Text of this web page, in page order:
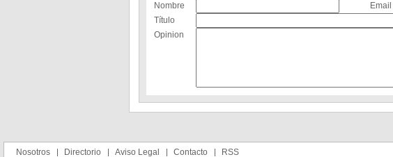
Nombre
Email
Título
Opinion
Nosotros Directorio Aviso Legal Contacto RSS